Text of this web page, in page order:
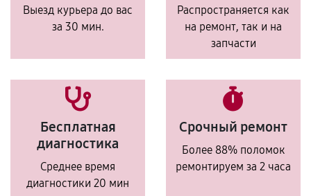
Выезд курьера до вас
за 30 мин.
Распространяется как
на ремонт, так и на
запчасти
Бесплатная
диагностика
Среднее время
диагностики 20 мин
Срочный ремонт
Более 88% поломок
ремонтируем за 2 часа